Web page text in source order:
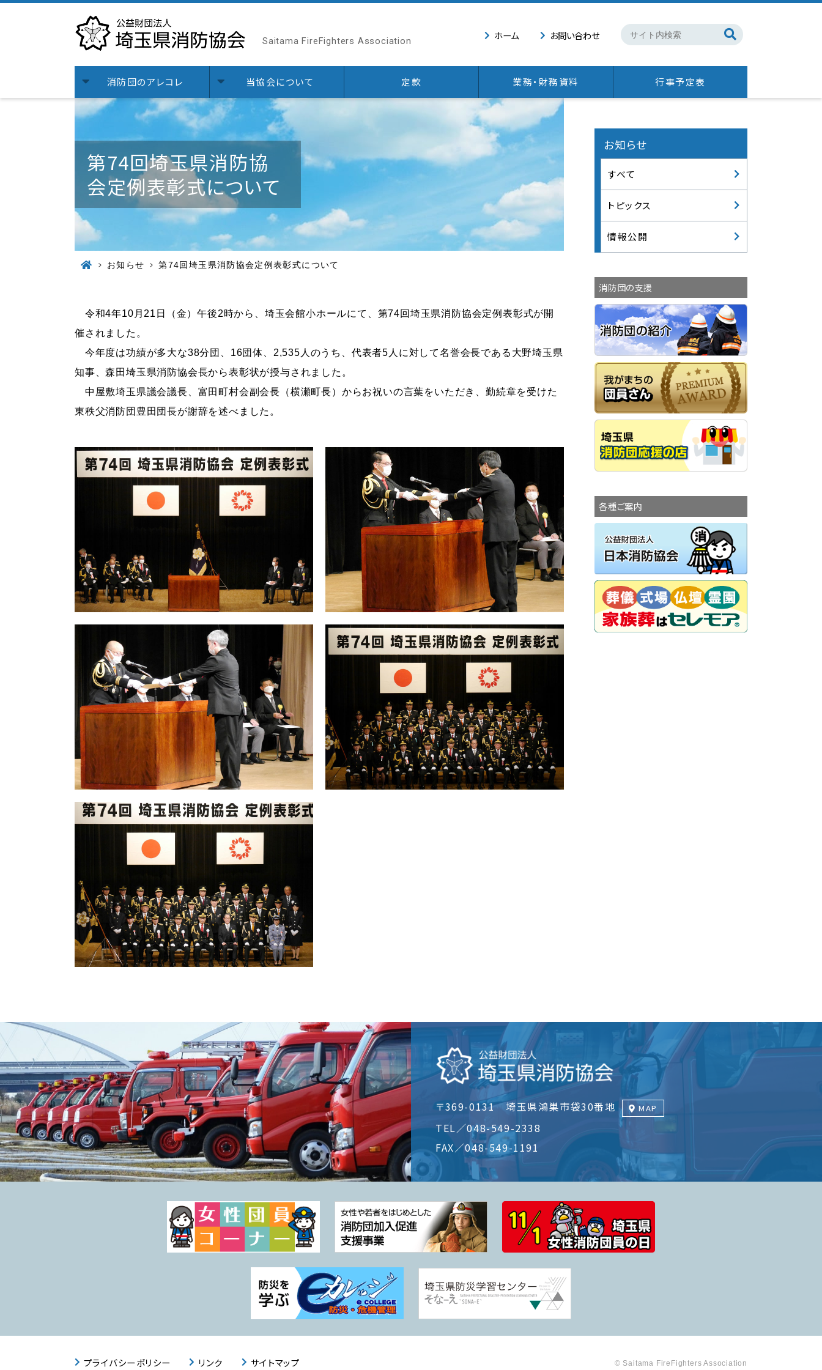
Saitama FireFighters Association ホーム お問い合わせ
消防団のアレコレ 当協会について 定款 業務・財務資料 行事予定表
第74回埼玉県消防協
会定例表彰式について
お知らせ 第74回埼玉県消防協会定例表彰式について
令和4年10月21日（金）午後2時から、埼玉会館小ホールにて、第74回埼玉県消防協会定例表彰式が開
催されました。
今年度は功績が多大な38分団、16団体、2,535人のうち、代表者5人に対して名誉会長である大野埼玉県
知事、森田埼玉県消防協会長から表彰状が授与されました。
中屋敷埼玉県議会議長、富田町村会副会長（横瀬町長）からお祝いの言葉をいただき、勤続章を受けた
東秩父消防団豊田団長が謝辞を述べました。
お知らせ
すべて
トピックス
情報公開
消防団の支援
各種ご案内
〒369-0131埼玉県鴻巣市袋30番地 MAP
TEL／048-549-2338
FAX／048-549-1191
プライバシーポリシー リンク サイトマップ © Saitama FireFighters Association